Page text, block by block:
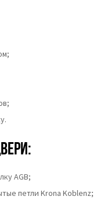
AGB;
петли Krona Koblenz;